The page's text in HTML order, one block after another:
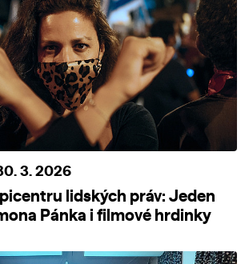
3. 2026
lidských práv: Jeden
Pánka i filmové hrdinky